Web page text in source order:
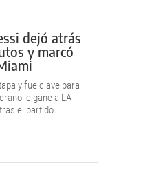
dejó atrás
y marcó
y fue clave para
le gane a LA
el partido.